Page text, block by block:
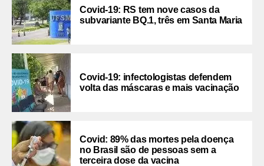
Covid-19: RS tem nove casos da
subvariante BQ.1, três em Santa Maria
Covid-19: infectologistas defendem
volta das máscaras e mais vacinação
Covid: 89% das mortes pela doença
no Brasil são de pessoas sem a
terceira dose da vacina